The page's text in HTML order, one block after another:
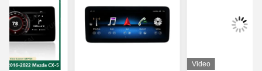
Video